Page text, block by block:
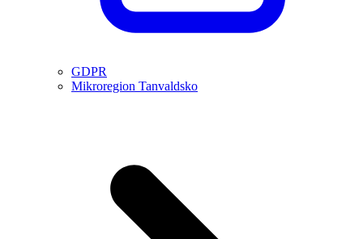
GDPR
Mikroregion Tanvaldsko